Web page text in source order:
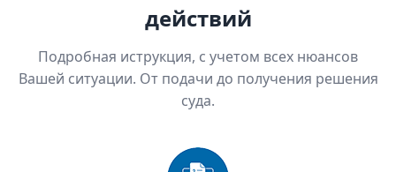
действий
Подробная иструкция, с учетом всех нюансов
Вашей ситуации. От подачи до получения решения
суда.